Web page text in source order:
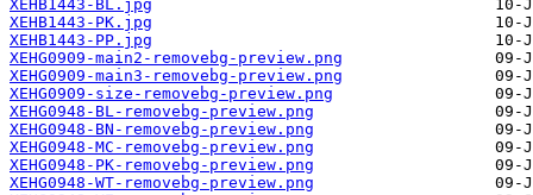
XEHB1443-BL.jpg
XEHB1443-PK.jpg
XEHB1443-PP.jpg
XEHG0909-main2-removebg-preview.png
XEHG0909-main3-removebg-preview.png
XEHG0909-size-removebg-preview.png
XEHG0948-BL-removebg-preview.png
XEHG0948-BN-removebg-preview.png
XEHG0948-MC-removebg-preview.png
XEHG0948-PK-removebg-preview.png
XEHG0948-WT-removebg-preview.png